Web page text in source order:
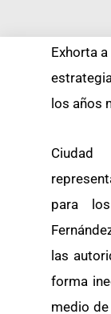
Exhorta
los años
para
las
forma
medio